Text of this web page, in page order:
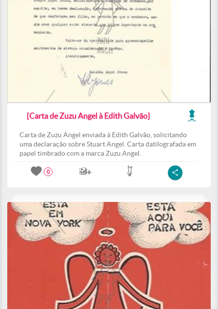
[Carta de Zuzu Angel à Edith Galvão]
Carta de Zuzu Angel enviada à Edith Galvão, solicitando
uma declaração sobre Stuart Angel. Carta datilografada em
papel timbrado com a marca Zuzu Angel.
0